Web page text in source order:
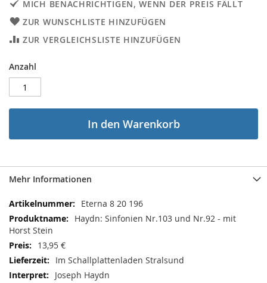
MICH BENACHRICHTIGEN, WENN DER PREIS FÄLLT
ZUR WUNSCHLISTE HINZUFÜGEN
ZUR VERGLEICHSLISTE HINZUFÜGEN
Anzahl
In den Warenkorb
Mehr Informationen
Mehr
Informationen
Eterna 8 20 196
Haydn: Sinfonien Nr.103 und Nr.92 - mit
Horst Stein
13,95 €
Im Schallplattenladen Stralsund
Joseph Haydn